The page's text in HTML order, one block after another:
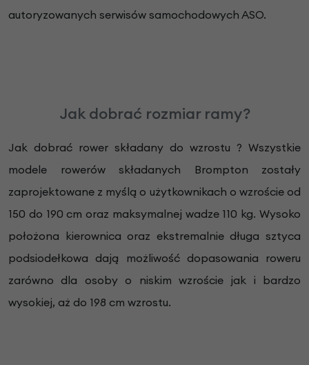
autoryzowanych serwisów samochodowych ASO.
Jak dobrać rozmiar ramy?
Jak dobrać rower składany do wzrostu ? Wszystkie
modele rowerów składanych Brompton zostały
zaprojektowane z myślą o użytkownikach o wzroście od
150 do 190 cm oraz maksymalnej wadze 110 kg. Wysoko
położona kierownica oraz ekstremalnie długa sztyca
podsiodełkowa dają możliwość dopasowania roweru
zarówno dla osoby o niskim wzroście jak i bardzo
wysokiej, aż do 198 cm wzrostu.